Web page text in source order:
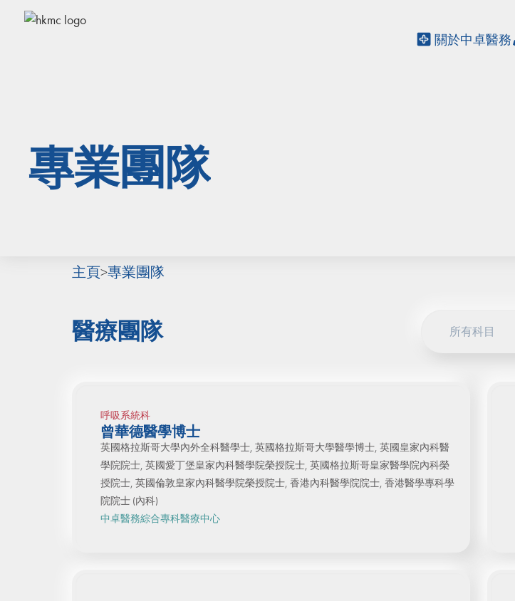
關於中卓醫務
專業團隊
主頁>專業團隊
醫療團隊 所有科目
呼吸系統科
曾華德醫學博士
英國格拉斯哥大學內外全科醫學士, 英國格拉斯哥大學醫學博士, 英國皇家內科醫
學院院士, 英國愛丁堡皇家內科醫學院榮授院士, 英國格拉斯哥皇家醫學院內科榮
授院士, 英國倫敦皇家內科醫學院榮授院士, 香港內科醫學院院士, 香港醫學專科學
院院士 (內科)
中卓醫務綜合專科醫療中心